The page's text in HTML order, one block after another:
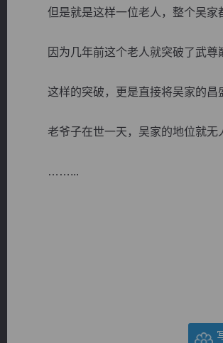
但是就是这样一位老人，整个吴家
因为几年前这个老人就突破了武尊
这样的突破，更是直接将吴家的昌
老爷子在世一天，吴家的地位就无
……...